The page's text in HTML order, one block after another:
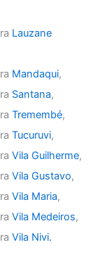
Lauzane
Mandaqui,
Santana,
Tremembé,
Tucuruvi,
Vila Guilherme,
Vila Gustavo,
Vila Maria,
Vila Medeiros,
Vila Nivi.